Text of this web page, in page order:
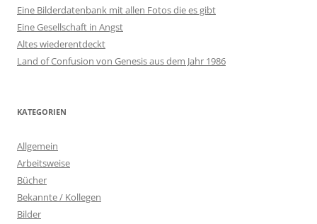
Eine Bilderdatenbank mit allen Fotos die es gibt
Eine Gesellschaft in Angst
Altes wiederentdeckt
Land of Confusion von Genesis aus dem Jahr 1986
KATEGORIEN
Allgemein
Arbeitsweise
Bücher
Bekannte / Kollegen
Bilder